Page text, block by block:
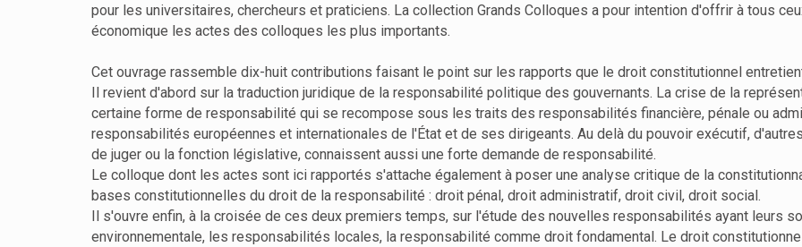
pour les universitaires, chercheurs et praticiens. La collection Grands Colloques a pour intention d'offrir à tous
économique les actes des colloques les plus importants.
Cet ouvrage rassemble dix-huit contributions faisant le point sur les rapports que le droit constitutionnel
Il revient d'abord sur la traduction juridique de la responsabilité politique des gouvernants. La crise de la
certaine forme de responsabilité qui se recompose sous les traits des responsabilités financière, pénale ou
responsabilités européennes et internationales de l'État et de ses dirigeants. Au delà du pouvoir exécutif,
de juger ou la fonction législative, connaissent aussi une forte demande de responsabilité.
Le colloque dont les actes sont ici rapportés s'attache également à poser une analyse critique de la
bases constitutionnelles du droit de la responsabilité : droit pénal, droit administratif, droit civil, droit social.
Il s'ouvre enfin, à la croisée de ces deux premiers temps, sur l'étude des nouvelles responsabilités ayant leurs
environnementale, les responsabilités locales, la responsabilité comme droit fondamental. Le droit